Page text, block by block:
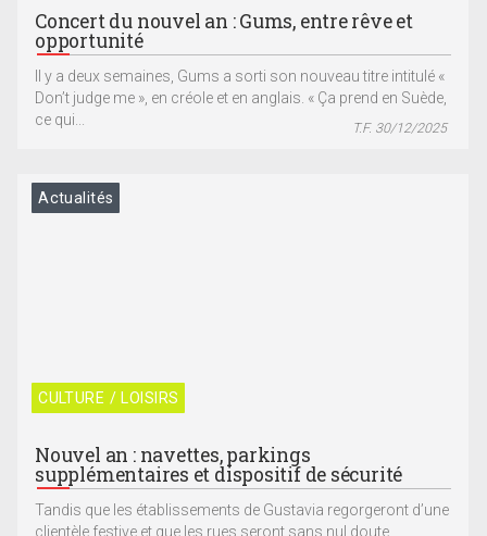
Concert du nouvel an : Gums, entre rêve et
opportunité
Il y a deux semaines, Gums a sorti son nouveau titre intitulé «
Don’t judge me », en créole et en anglais. « Ça prend en Suède,
ce qui...
T.F. 30/12/2025
CULTURE / LOISIRS
Actualités
Nouvel an : navettes, parkings
supplémentaires et dispositif de sécurité
Tandis que les établissements de Gustavia regorgeront d’une
clientèle festive et que les rues seront sans nul doute